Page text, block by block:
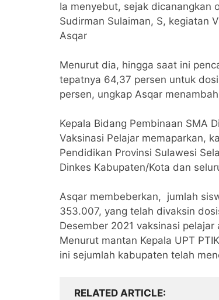
Ia menyebut, sejak dicanangkan
Sudirman Sulaiman, S, kegiatan
Asqar
Menurut dia, hingga saat ini
tepatnya 64,37 persen untuk
persen, ungkap Asqar
Kepala Bidang Pembinaan SMA
Vaksinasi Pelajar memaparkan,
Pendidikan Provinsi Sulawesi
Dinkes Kabupaten/Kota dan
Asqar membeberkan, jumlah
353.007, yang telah divaksin
Desember 2021 vaksinasi
Menurut mantan Kepala UPT
ini sejumlah kabupaten telah
RELATED ARTICLE